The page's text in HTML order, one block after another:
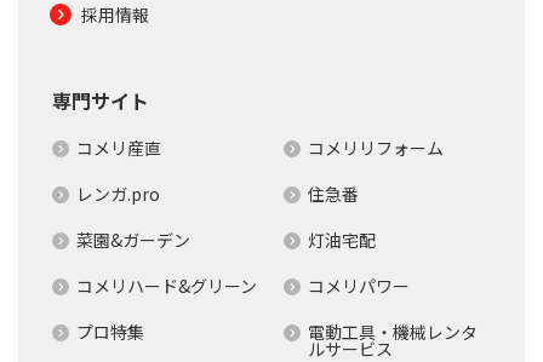
採用情報
専門サイト
コメリ産直
コメリリフォーム
レンガ.pro
住急番
菜園&ガーデン
灯油宅配
コメリハード&グリーン
コメリパワー
プロ特集
電動工具・機械レンタ
ルサービス